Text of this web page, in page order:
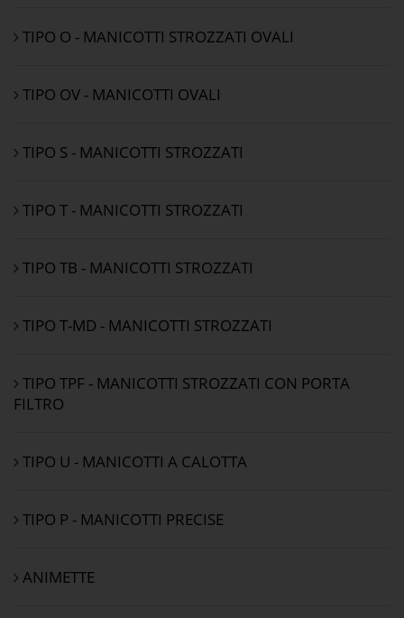
TIPO O - MANICOTTI STROZZATI OVALI
TIPO OV - MANICOTTI OVALI
TIPO S - MANICOTTI STROZZATI
TIPO T - MANICOTTI STROZZATI
TIPO TB - MANICOTTI STROZZATI
TIPO T-MD - MANICOTTI STROZZATI
TIPO TPF - MANICOTTI STROZZATI CON PORTA
FILTRO
TIPO U - MANICOTTI A CALOTTA
TIPO P - MANICOTTI PRECISE
ANIMETTE